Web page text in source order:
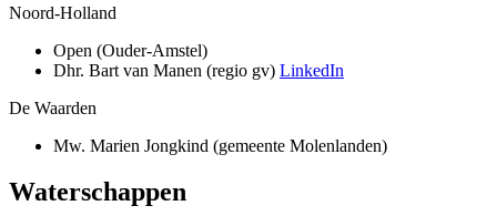
Noord-Holland
Open (Ouder-Amstel)
Dhr. Bart van Manen (regio gv) LinkedIn
De Waarden
Mw. Marien Jongkind (gemeente Molenlanden)
Waterschappen